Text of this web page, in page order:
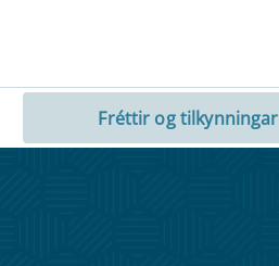
Fréttir og tilkynningar